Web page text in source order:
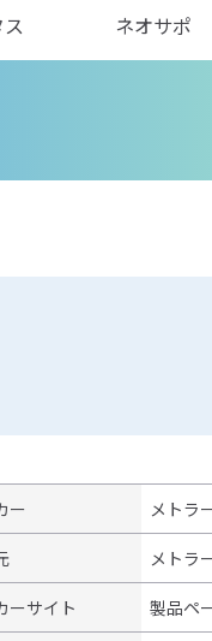
ス ネオサポ
ー メトラ
メトラ
ーサイト 製品ペ